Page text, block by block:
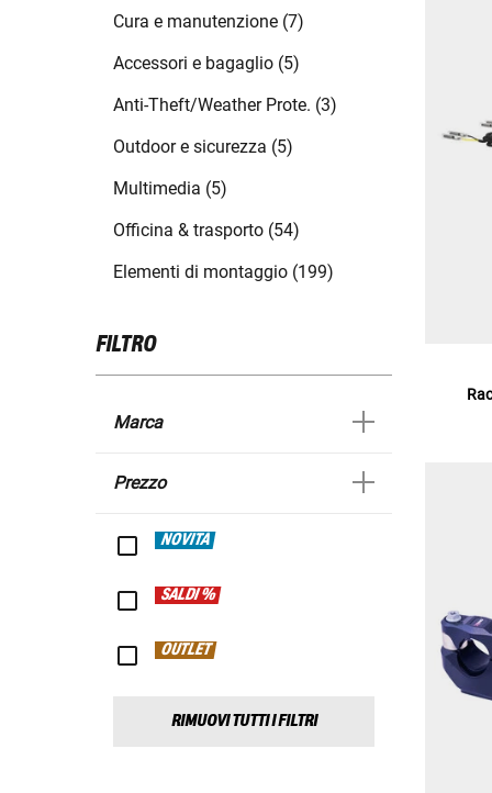
Cura e manutenzione (7)
Accessori e bagaglio (5)
Anti-Theft/Weather Prote. (3)
Outdoor e sicurezza (5)
Multimedia (5)
Officina & trasporto (54)
Elementi di montaggio (199)
FILTRO
Marca
Prezzo
NOVITÀ
SALDI %
OUTLET
RIMUOVI TUTTI I FILTRI